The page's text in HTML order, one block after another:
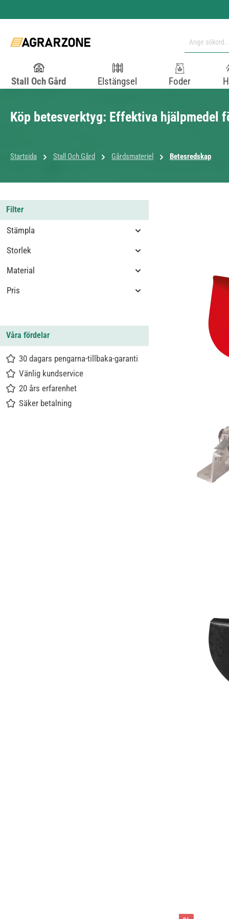
Stall Och Gård Elstängsel Foder
Köp betesverktyg: Effektiva hjälpmedel
Startsida Stall Och Gård Gårdsmateriel Betesredskap
Filter
Stämpla
Storlek
Material
Pris
Våra fördelar
30 dagars pengarna-tillbaka-garanti
Vänlig kundservice
20 års erfarenhet
Säker betalning